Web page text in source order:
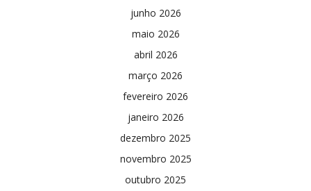
junho 2026
maio 2026
abril 2026
março 2026
fevereiro 2026
janeiro 2026
dezembro 2025
novembro 2025
outubro 2025